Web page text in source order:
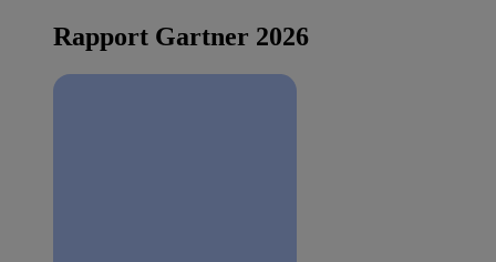
Rapport Gartner 2026